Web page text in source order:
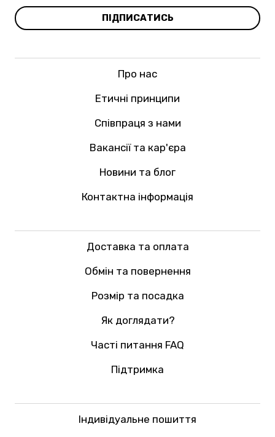
ПІДПИСАТИСЬ
Про нас
Етичні принципи
Співпраця з нами
Вакансії та кар'єра
Новини та блог
Контактна інформація
Доставка та оплата
Обмін та повернення
Розмір та посадка
Як доглядати?
Часті питання FAQ
Підтримка
Індивідуальне пошиття